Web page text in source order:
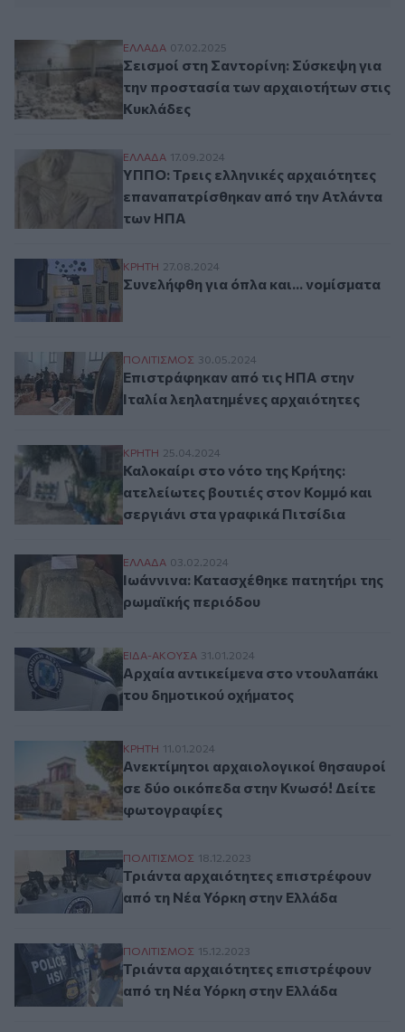
Σεισμοί στη Σαντορίνη: Σύσκεψη για την
ΕΛΛAΔΑ 07.02.2025
Σεισμοί στη Σαντορίνη: Σύσκεψη για
την προστασία των αρχαιοτήτων στις
Κυκλάδες
ΥΠΠΟ: Τρεις ελληνικές αρχαιότητες
ΕΛΛAΔΑ 17.09.2024
ΥΠΠΟ: Τρεις ελληνικές αρχαιότητες
επαναπατρίσθηκαν από την Ατλάντα
των ΗΠΑ
Συνελήφθη για όπλα και... νομίσματα
ΚΡΗΤΗ 27.08.2024
Συνελήφθη για όπλα και... νομίσματα
Επιστράφηκαν από τις ΗΠΑ στην Ιταλία
ΠΟΛΙΤΙΣΜΟΣ 30.05.2024
Επιστράφηκαν από τις ΗΠΑ στην
Ιταλία λεηλατημένες αρχαιότητες
Καλοκαίρι στο νότο της Κρήτης:
ΚΡΗΤΗ 25.04.2024
Καλοκαίρι στο νότο της Κρήτης:
ατελείωτες βουτιές στον Κομμό και
σεργιάνι στα γραφικά Πιτσίδια
Ιωάννινα: Κατασχέθηκε πατητήρι της
ΕΛΛAΔΑ 03.02.2024
Ιωάννινα: Κατασχέθηκε πατητήρι της
ρωμαϊκής περιόδου
Αρχαία αντικείμενα στο ντουλαπάκι του
ΕΙΔΑ-ΑΚΟΥΣΑ 31.01.2024
Αρχαία αντικείμενα στο ντουλαπάκι
του δημοτικού οχήματος
Ανεκτίμητοι αρχαιολογικοί θησαυροί
ΚΡΗΤΗ 11.01.2024
Ανεκτίμητοι αρχαιολογικοί θησαυροί
σε δύο οικόπεδα στην Κνωσό! Δείτε
φωτογραφίες
Τριάντα αρχαιότητες επιστρέφουν από
ΠΟΛΙΤΙΣΜΟΣ 18.12.2023
Τριάντα αρχαιότητες επιστρέφουν
από τη Νέα Υόρκη στην Ελλάδα
Τριάντα αρχαιότητες επιστρέφουν από
ΠΟΛΙΤΙΣΜΟΣ 15.12.2023
Τριάντα αρχαιότητες επιστρέφουν
από τη Νέα Υόρκη στην Ελλάδα